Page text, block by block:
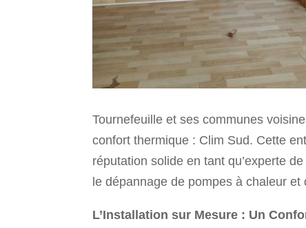
Tournefeuille et ses communes
confort thermique : Clim Sud. Cette
réputation solide en tant qu’experte
le dépannage de pompes à chaleur et
L’Installation sur Mesure : Un